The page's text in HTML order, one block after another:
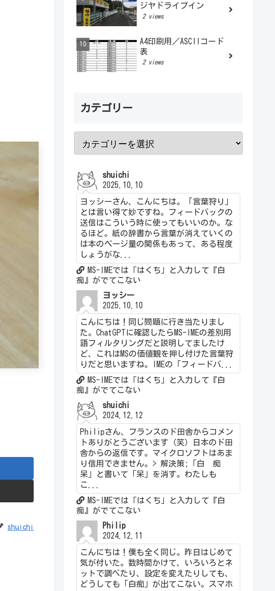
shuichi
ジヤドライブイン
2 views
A4印刷用／ASCIIコード
表
2 views
カテゴリー
shuichi
2025.10.10
ヨッシーさん、こんにちは。「言葉狩り」
とは言い得て妙ですね。フィードバックの
送信はこういう時に使ってもいいのか。な
るほど。紙の辞書から言葉が消えていくの
は本のページ量の関係もあって、ある程度
しょうがな...
MS-IMEでは「はくち」と入力して『白
痴』がでてこない
ヨッシー
2025.10.10
こんにちは！同じ問題に行き当たりまし
た。ChatGPTに確認したらMS-IMEの差別用
語フィルタリングだと説明してましたけ
ど、これはMSの価値観を押し付けた言葉狩
りだと思いますね。IMEの「フィードバ...
MS-IMEでは「はくち」と入力して『白
痴』がでてこない
shuichi
2024.12.12
Philipさん、フランスのド田舎からコメン
トありがとうございます（笑）日本のド田
舎からの返信です。マイクロソフトはあま
り信用できません。> 解決策;「白 痴
呆」と書いて「呆」を消す。わたしも
こ...
MS-IMEでは「はくち」と入力して『白
痴』がでてこない
Philip
2024.12.11
こんにちは！僕も全く同じ。昨日はじめて
気が付いた。数時間かけて、いろいろとネ
ットで調べたり、設定を変えたりしても、
どうしても「白痴」が出てこない。スマホ